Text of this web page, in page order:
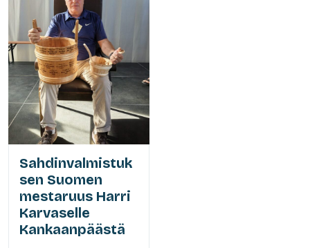
Sahdinvalmistuk
sen Suomen
mestaruus Harri
Karvaselle
Kankaanpäästä